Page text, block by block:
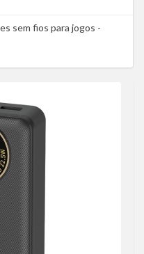
sem fios para jogos -